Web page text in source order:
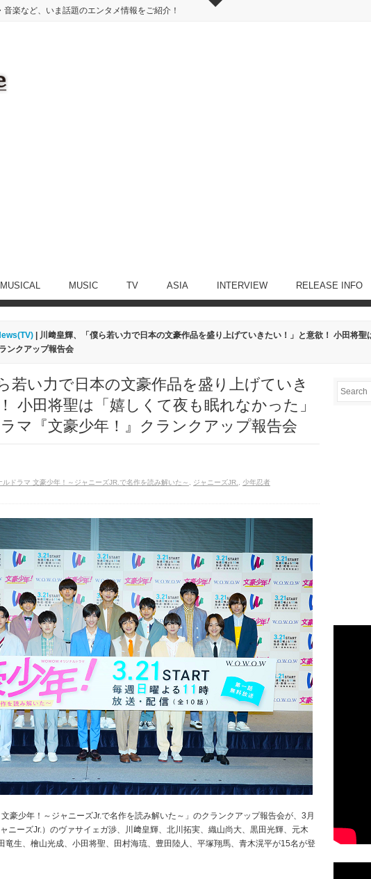
楽など、いま話題のエンタメ情報をご紹介！
MUSIC TV ASIA INTERVIEW RELEASE INFO
| 川﨑皇輝、「僕ら若い力で日本の文豪作品を盛り上げていきたい！」と意欲！ 小田将
ンクアップ報告会
若い力で日本の文豪作品を盛り上げていき
小田将聖は「嬉しくて夜も眠れなかった」
マ『文豪少年！』クランクアップ報告会
ルドラマ 文豪少年！～ジャニーズJR.で名作を読み解いた～ ジャニーズJR. 少年忍者
文豪少年！～ジャニーズJr.で名作を読み解いた～」のクランクアップ報告会が、3月
ニーズJr.）のヴァサイェガ渉、川﨑皇輝、北川拓実、織山尚大、黒田光輝、元木
竜生、檜山光成、小田将聖、田村海琉、豊田陸人、平塚翔馬、青木滉平が15名が登